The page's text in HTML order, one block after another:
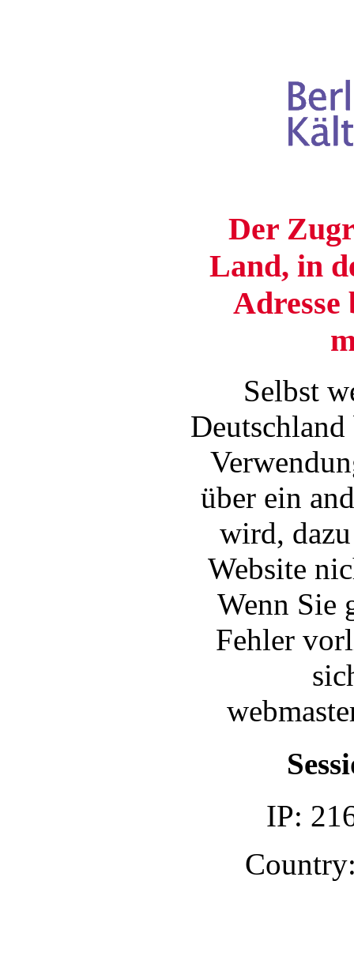
Der
Land, in
Adresse
Selbst
über ein
wird,
Website
Wenn Sie
Fehler
IP: